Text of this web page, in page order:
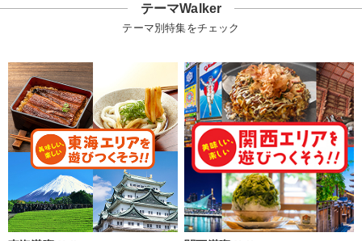
テーマWalker
テーマ別特集をチェック